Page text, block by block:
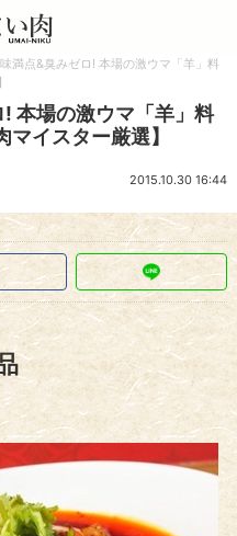
味満点&臭みゼロ! 本場の激ウマ「羊」料
! 本場の激ウマ「羊」料
イスター厳選】
2015.10.30 16:44